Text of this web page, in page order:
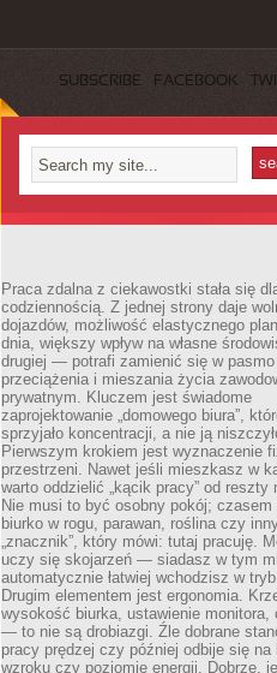
SUBSCRIBE FACEBOOK
Praca zdalna z ciekawostki stała się
codziennością. Z jednej strony daje
dojazdów, możliwość elastycznego
dnia, większy wpływ na własne
drugiej — potrafi zamienić się w pasmo
przeciążenia i mieszania życia
prywatnym. Kluczem jest świadome
zaprojektowanie „domowego biura”,
sprzyjało koncentracji, a nie ją
Pierwszym krokiem jest wyznaczenie
przestrzeni. Nawet jeśli mieszkasz w
warto oddzielić „kącik pracy” od reszty
Nie musi to być osobny pokój;
biurko w rogu, parawan, roślina czy
„znacznik”, który mówi: tutaj pracuję.
uczy się skojarzeń — siadasz w tym
automatycznie łatwiej wchodzisz w
Drugim elementem jest ergonomia.
wysokość biurka, ustawienie monitora,
— to nie są drobiazgi. Źle dobrane
pracy prędzej czy później odbije się na
wzroku czy poziomie energii. Dobrze,